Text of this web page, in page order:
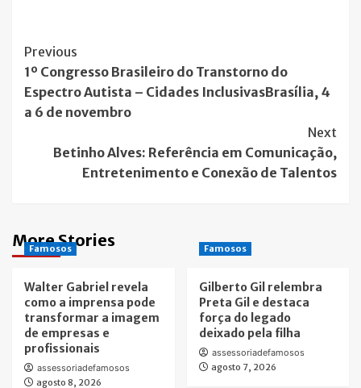
Post
Navigation
Previous
1º Congresso Brasileiro do Transtorno do
Espectro Autista – Cidades InclusivasBrasília, 4
a 6 de novembro
Next
Betinho Alves: Referência em Comunicação,
Entretenimento e Conexão de Talentos
More Stories
Famosos
Walter Gabriel revela
como a imprensa pode
transformar a imagem
de empresas e
profissionais
assessoriadefamosos
agosto 8, 2026
Famosos
Gilberto Gil relembra
Preta Gil e destaca
força do legado
deixado pela filha
assessoriadefamosos
agosto 7, 2026